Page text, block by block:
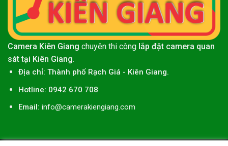
Camera Kiên Giang chuyên thi công lắp đặt camera quan
sát tại Kiên Giang.
Địa chỉ: Thành phố Rạch Giá - Kiên Giang.
Hotline: 0942 670 708
Email: info@camerakiengiang.com